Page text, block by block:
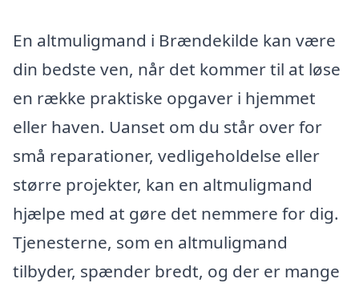
En altmuligmand i Brændekilde kan være
din bedste ven, når det kommer til at løse
en række praktiske opgaver i hjemmet
eller haven. Uanset om du står over for
små reparationer, vedligeholdelse eller
større projekter, kan en altmuligmand
hjælpe med at gøre det nemmere for dig.
Tjenesterne, som en altmuligmand
tilbyder, spænder bredt, og der er mange